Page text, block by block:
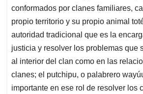
conformados por clanes familiares,
propio territorio y su propio animal
autoridad tradicional que es la
justicia y resolver los problemas que
al interior del clan como en las
clanes; el putchipu, o palabrero
importante en ese rol de resolver los